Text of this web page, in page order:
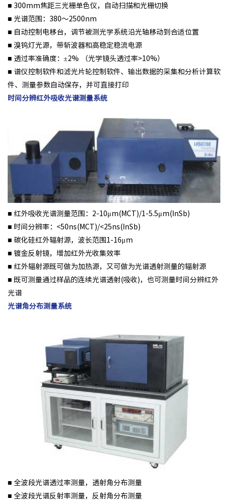
■ 300mm焦距三光栅单色仪，自动扫描和光栅切换
■ 光谱范围：380～2500nm
■ 自动控制电移台，调节被测光学系统沿光轴移动到合适位置
■ 溴钨灯光源，带斩波器和高稳定稳流电源
■ 透过率准确度：±2% （光学镜头透过率>10%）
■ 谱仪控制软件和滤光片轮控制软件、输出数据的采集和分析计算软
件、测量参数自动保存，并可直接打印
时间分辨红外吸收光谱测量系统
■ 红外吸收光谱测量范围：2-10μm(MCT)/1-5.5μm(InSb)
■ 时间分辨率：<50ns(MCT)/<25ns(InSb)
■ 碳化硅红外辐射源，波长范围1-16μm
■ 镀金反射镜，增加红外光收集效率
■ 红外辐射源既可做为加热源，又可做为光谱透射测量的辐射源
■ 既可测量通过样品的连续光谱透射(吸收)，也可测量时间分辨红外
光谱
光谱角分布测量系统
■ 全波段光谱透过率测量，透射角分布测量
■ 全波段光谱反射率测量，反射角分布测量